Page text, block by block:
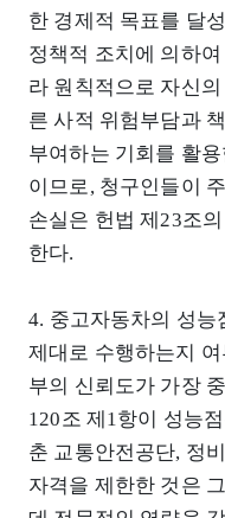
한 경제적 목표를 달
정책적 조치에 의하
라 원칙적으로 자신
른 사적 위험부담과
부여하는 기회를 활
이므로, 청구인들이
손실은 헌법 제23조
한다.
4. 중고자동차의 성능
제대로 수행하는지
부의 신뢰도가 가장
120조 제1항이 성능
춘 교통안전공단, 정
자격을 제한한 것은